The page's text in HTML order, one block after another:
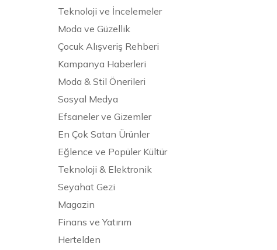
Teknoloji ve İncelemeler
Moda ve Güzellik
Çocuk Alışveriş Rehberi
Kampanya Haberleri
Moda & Stil Önerileri
Sosyal Medya
Efsaneler ve Gizemler
En Çok Satan Ürünler
Eğlence ve Popüler Kültür
Teknoloji & Elektronik
Seyahat Gezi
Magazin
Finans ve Yatırım
Hertelden